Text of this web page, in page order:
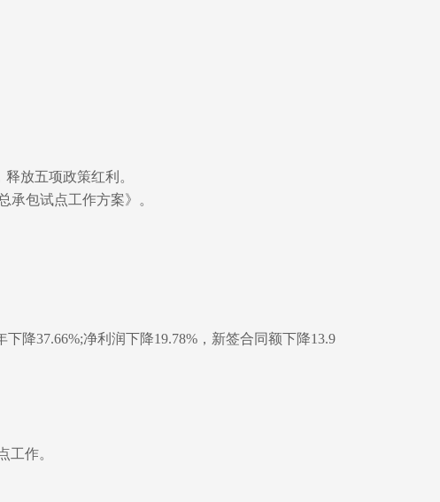
放五项政策红利。
包试点工作方案》。
降37.66%;净利润下降19.78%，新签合同额下降13.9
工作。